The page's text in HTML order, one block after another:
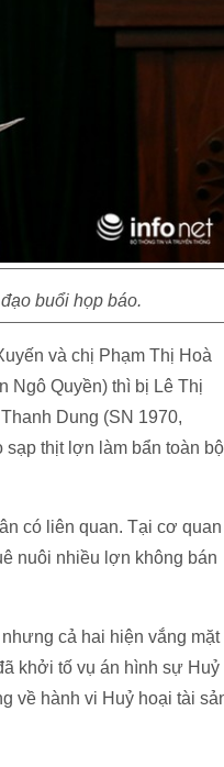
buổi họp báo.
và chị Phạm Thị Hoà
Ngô Quyền) thì bị Lê Thị
Dung (SN 1970,
thịt lợn làm bẩn toàn bộ
có liên quan. Tại cơ quan
nuôi nhiều lợn không bán
cả hai hiện vắng mặt
khởi tố vụ án hình sự Huỷ
về hành vi Huỷ hoại tài